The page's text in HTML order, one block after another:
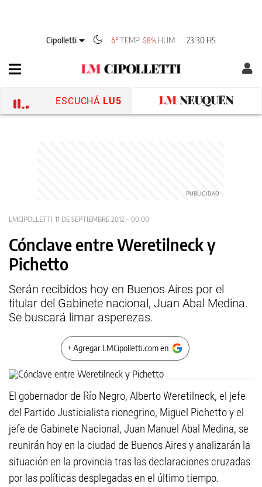
Cipolletti 6°TEMP 58% HUM 23:30 HS
ESCUCHÁ LU5
LMCIPOLLETTI 11 DE SEPTIEMBRE 2012 - 00:00
Cónclave entre Weretilneck y
Pichetto
Serán recibidos hoy en Buenos Aires por el
titular del Gabinete nacional, Juan Abal Medina.
Se buscará limar asperezas.
+ Agregar LMCipolletti.com en
El gobernador de Río Negro, Alberto Weretilneck, el jefe
del Partido Justicialista rionegrino, Miguel Pichetto y el
jefe de Gabinete Nacional, Juan Manuel Abal Medina, se
reunirán hoy en la ciudad de Buenos Aires y analizarán la
situación en la provincia tras las declaraciones cruzadas
por las políticas desplegadas en el último tiempo.